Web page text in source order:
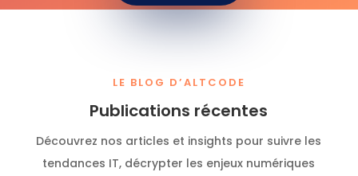
LE BLOG D’ALTCODE
Publications récentes
Découvrez nos articles et insights pour suivre les
tendances IT, décrypter les enjeux numériques